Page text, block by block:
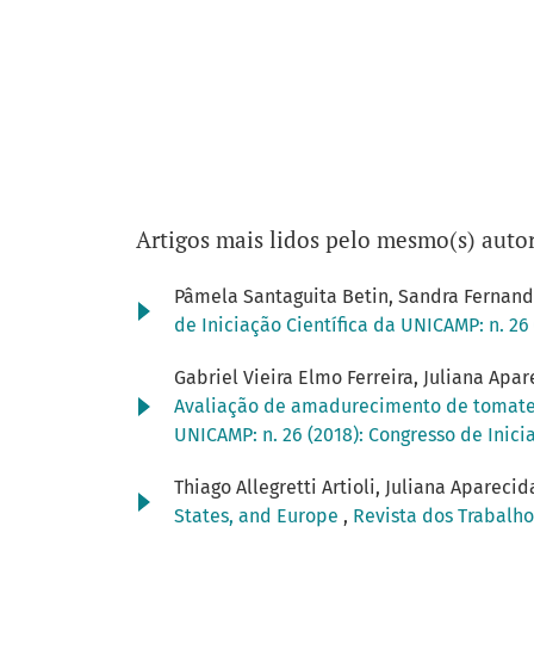
Artigos mais lidos pelo mesmo(s)
Pâmela Santaguita Betin, Sandra
de Iniciação Científica da UNICAMP: n.
Gabriel Vieira Elmo Ferreira, Juliana
Avaliação de amadurecimento de
UNICAMP: n. 26 (2018): Congresso de
Thiago Allegretti Artioli, Juliana
States, and Europe , Revista dos